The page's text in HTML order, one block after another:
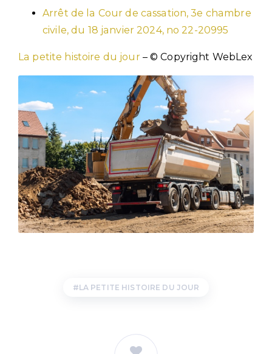
Arrêt de la Cour de cassation, 3e chambre
civile, du 18 janvier 2024, no 22-20995
La petite histoire du jour– © Copyright WebLex
LA PETITE HISTOIRE DU JOUR